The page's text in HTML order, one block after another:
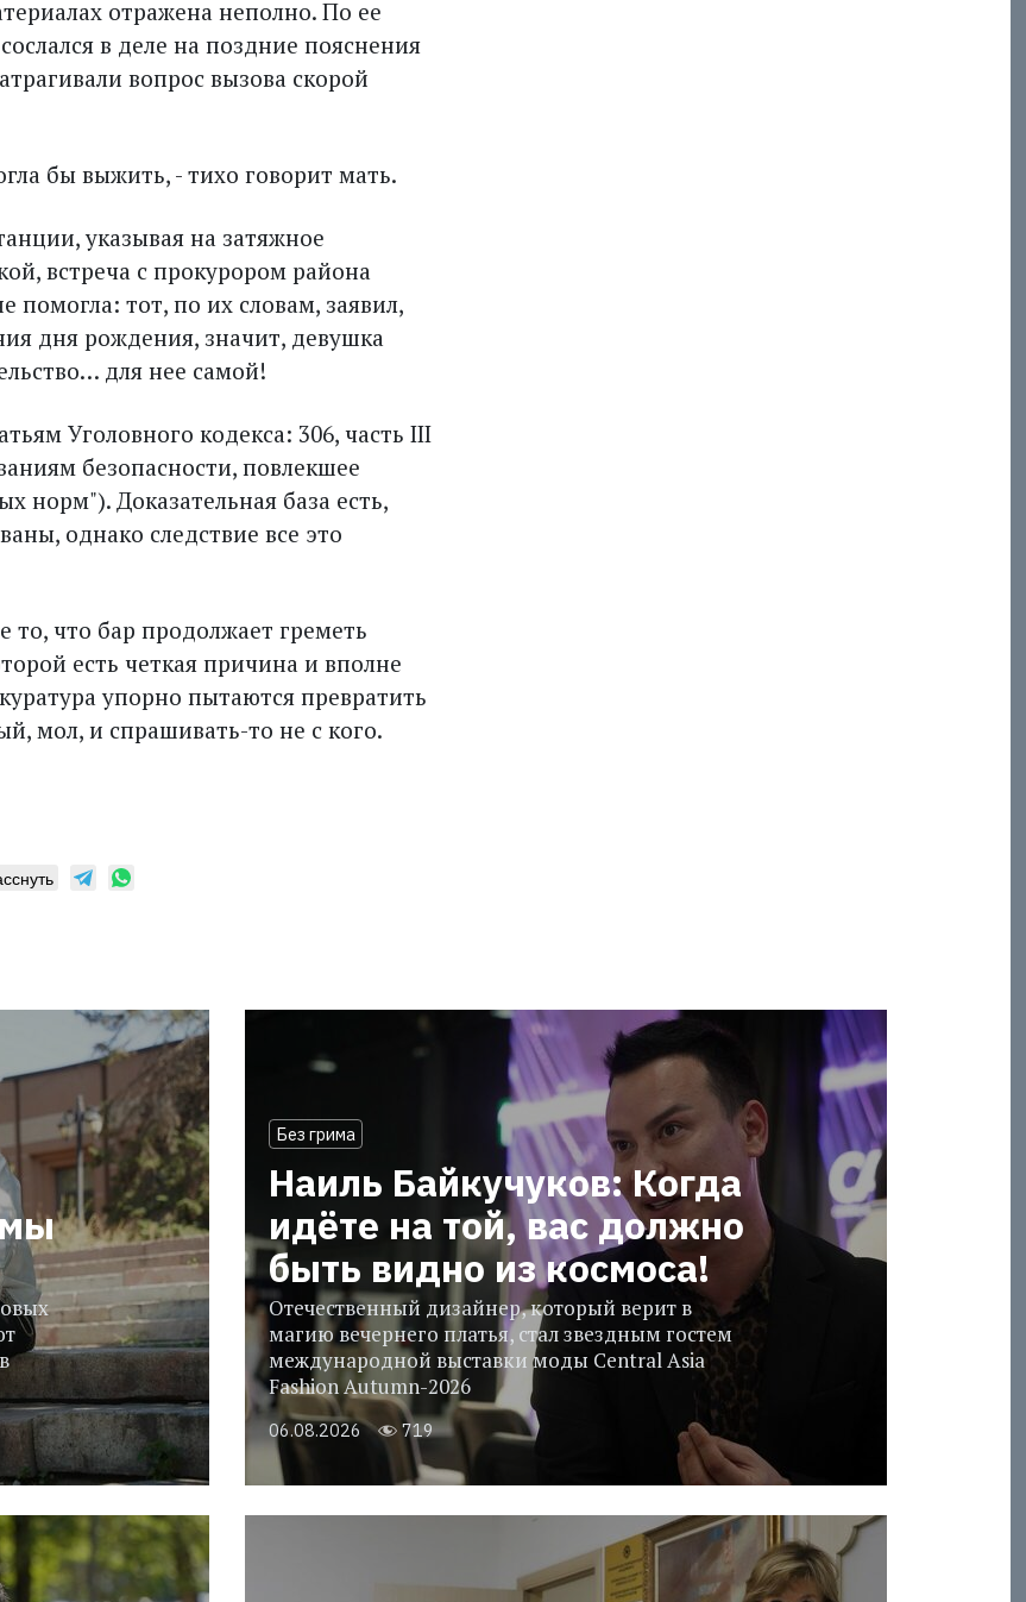
отражена неполно. По ее
в деле на поздние пояснения
вопрос вызова скорой
бы выжить, - тихо говорит мать.
указывая на затяжное
встреча с прокурором района
тот, по их словам, заявил,
дня рождения, значит, девушка
для нее самой!
Уголовного кодекса: 306, часть III
безопасности, повлекшее
норм"). Доказательная база есть,
однако следствие все это
что бар продолжает греметь
есть четкая причина и вполне
упорно пытаются превратить
мол, и спрашивать-то не с кого.
Без грима
Наиль Байкучуков: Когда
идёте на той, вас должно
быть видно из космоса!
Отечественный дизайнер, который верит в
магию вечернего платья, стал звездным гостем
международной выставки моды Central Asia
Fashion Autumn-2026
06.08.2026 719